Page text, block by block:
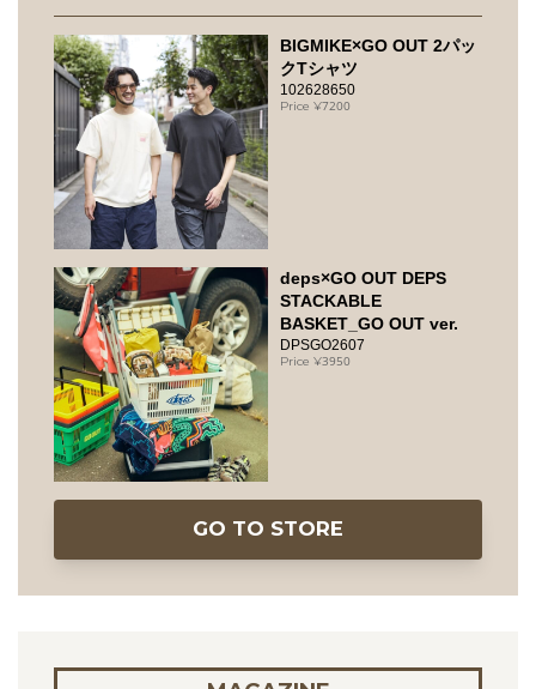
BIGMIKE×GO OUT 2パッ
クTシャツ
102628650
7200
deps×GO OUT DEPS
STACKABLE
BASKET_GO OUT ver.
DPSGO2607
3950
GO TO STORE